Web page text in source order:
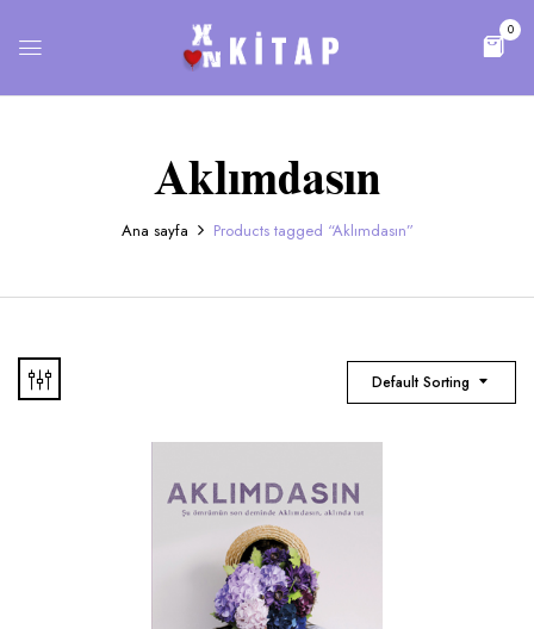
0
Aklımdasın
Ana sayfa Products tagged “Aklımdasın”
Default Sorting